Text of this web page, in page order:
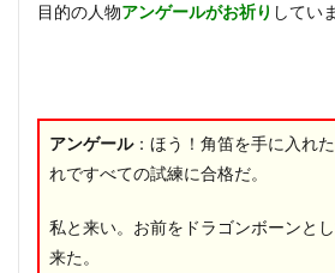
目的の人物アンゲールがお祈り してい
アンゲール：ほう！角笛を手に入れ
れですべての試練に合格だ。
私と来い。お前をドラゴンボーンと
来た。